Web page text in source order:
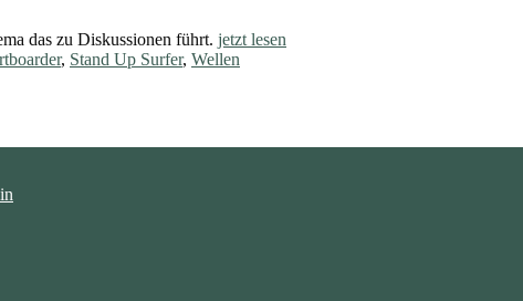
das zu Diskussionen führt. jetzt lesen
, Stand Up Surfer, Wellen